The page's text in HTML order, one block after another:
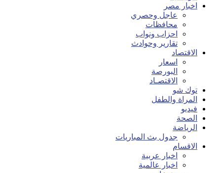
اخبار مصر
عاجل وحصري
محافظات
احزاب ونواب
تقارير وحوادث
الاقتصاد
اسعار
البورصة
الاقتصـاد
توك شو
المراة والطفل
فيديو
الصحة
الرياضة
جدول بث المباريات
الاقسام
اخبار عربية
اخبار عالمية